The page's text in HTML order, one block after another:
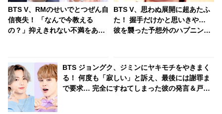
BTS V、RMのせいでとつぜん自
信喪失！ 「なんで今教える
の？」抑えきれない不満をあら
なリアクションが面白すぎる
BTS V、思わぬ展開に超あたふ
た！ 握手だけかと思いきや…
彼を襲った予想外のハプニング
BTS ジョングク、ジミンにヤキモチをやきまく
る！ 何度も「寂しい」と訴え、最後には謝罪ま
で要求… 完全にすねてしまった彼の発言＆戸惑